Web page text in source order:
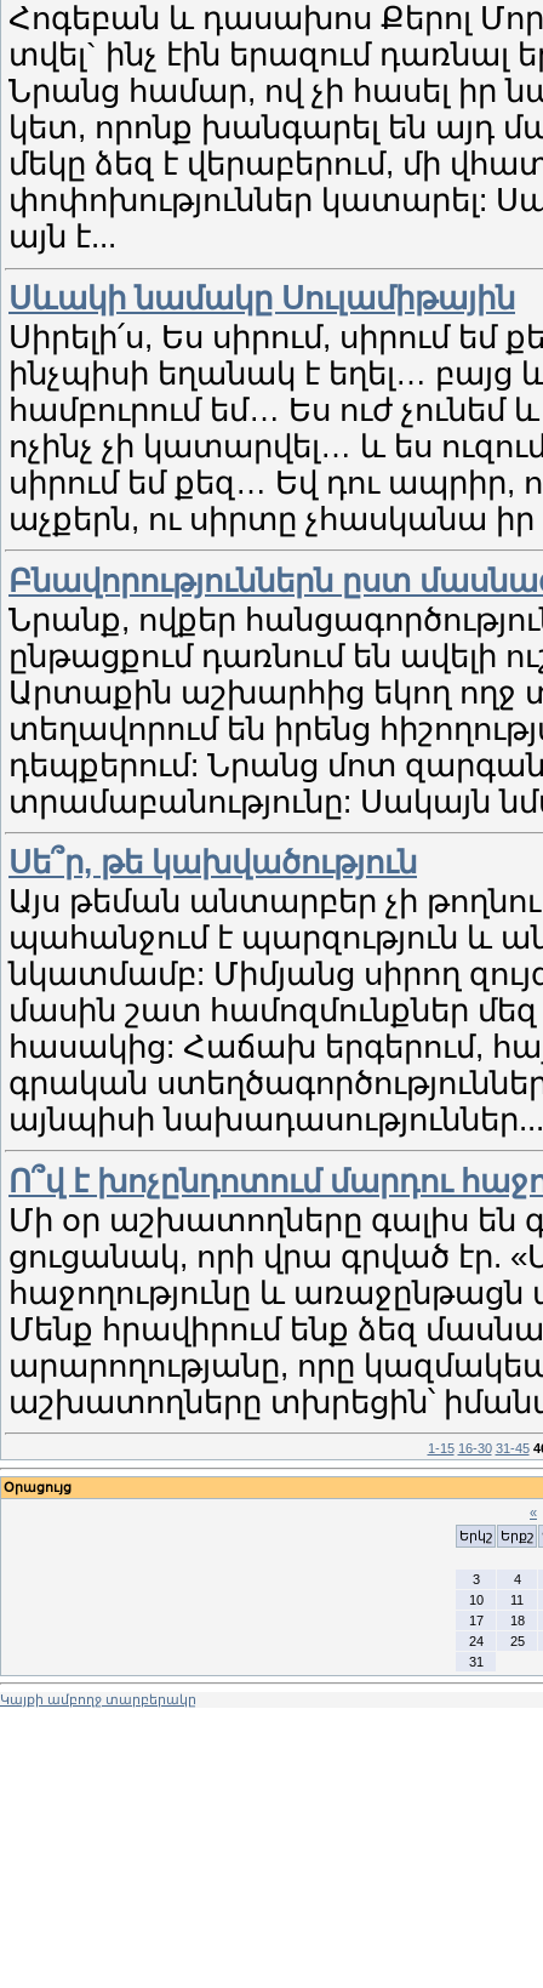
Հոգեբան և դասախոս Քերոլ
տվել` ինչ էին երազում
Նրանց համար, ով չի հասել իր
կետ, որոնք խանգարել են այդ
մեկը ձեզ է վերաբերում, մի
փոփոխություններ կատարել:
այն է...
Սևակի նամակը Սուլամիթային
Սիրելի՛ս, Ես սիրում, սիրում
ինչպիսի եղանակ է եղել… բայց
համբուրում եմ… Ես ուժ
ոչինչ չի կատարվել… և ես
սիրում եմ քեզ… Եվ դու ապրիր,
աչքերն, ու սիրտը չհասկանա իր
Բնավորություններն ըստ
Նրանք, ովքեր
ընթացքում դառնում են ավելի
Արտաքին աշխարհից եկող ողջ
տեղավորում են իրենց
դեպքերում: Նրանց մոտ
տրամաբանությունը: Սակայն
Սե՞ր, թե կախվածություն
Այս թեման անտարբեր չի
պահանջում է պարզություն և
նկատմամբ: Միմյանց սիրող
մասին շատ համոզմունքներ
հասակից: Հաճախ երգերում,
գրական
այնպիսի նախադասություններ...
Ո՞վ է խոչընդոտում մարդու
Մի օր աշխատողները գալիս են
ցուցանակ, որի վրա գրված էր.
հաջողությունը և առաջընթացն
Մենք հրավիրում ենք ձեզ
արարողությանը, որը
աշխատողները տխրեցին՝
1-15 16-30 31-45
Օրացույց
«
Երկշ
Երքշ
3
4
10
11
17
18
24
25
31
Կայքի ամբողջ տարբերակը